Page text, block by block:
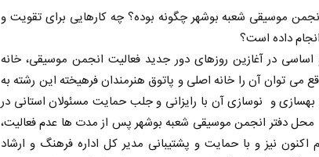
موسیقی شعبه بوشهر چگونه بوده؟ چه کارهایی برای تقویت و
داده است؟
در آغازین روزهای دور جدید فعالیت انجمن موسیقی، خانه
می توان آن را خانه اصلی و پاتوق هنرمندان فرهیخته این رشته به
بهسازی و نوسازی آن با رایزانی و جلب حمایت مسئولان استانی در
محل دفتر انجمن موسیقی شعبه بوشهر پس از مدت ها عدم فعالیت،
نیز و با حمایت و پشتیبانی مدیر کل اداره فرهنگ و ارشاد